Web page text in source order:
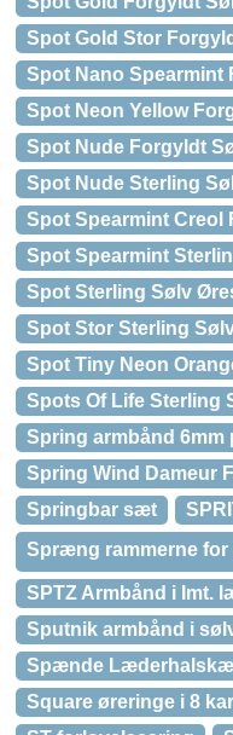
Spot Gold Stor
Spot Nano
Spot Neon Yellow
Spot Nude Forgyldt
Spot Nude Sterling
Spot Spearmint
Spot Spearmint
Spot Sterling Sølv
Spot Stor Sterling
Spot Tiny Neon
Spots Of Life Sterling
Spring armbånd 6mm
Spring Wind Dameur
Springbar sæt
Spræng rammerne for
SPTZ Armbånd i Imt.
Sputnik armbånd i
Spænde
Square øreringe i 8